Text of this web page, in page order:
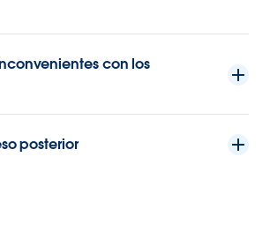
con los
posterior